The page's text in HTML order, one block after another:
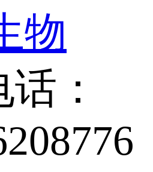
：